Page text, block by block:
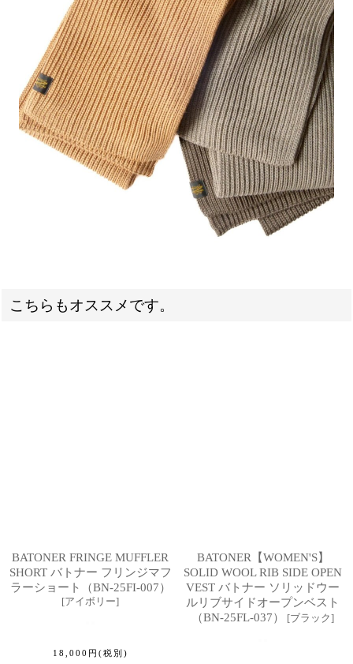
こちらもオススメです。
BATONER FRINGE MUFFLER
SHORT バトナー フリンジマフ
ラーショート（BN-25FI-007）
[アイボリー]
18,000 円 (税別)
BATONER【WOMEN'S】
SOLID WOOL RIB SIDE OPEN
VEST バトナー ソリッドウー
ルリブサイドオープンベスト
（BN-25FL-037）
[ブラック]